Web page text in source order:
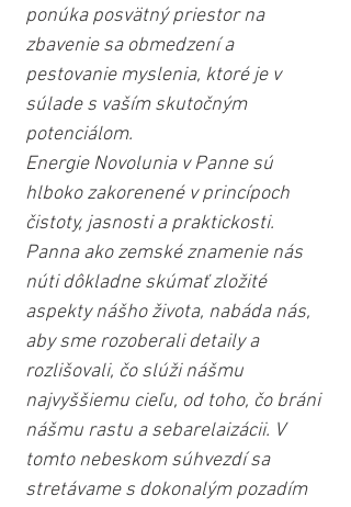
ponúka posvätný priestor na
zbavenie sa obmedzení a
pestovanie myslenia, ktoré je v
súlade s vaším skutočným
potenciálom.
Energie Novolunia v Panne sú
hlboko zakorenené v princípoch
čistoty, jasnosti a praktickosti.
Panna ako zemské znamenie nás
núti dôkladne skúmať zložité
aspekty nášho života, nabáda nás,
aby sme rozoberali detaily a
rozlišovali, čo slúži nášmu
najvyššiemu cieľu, od toho, čo bráni
nášmu rastu a sebarelaizácii. V
tomto nebeskom súhvezdí sa
stretávame s dokonalým pozadím